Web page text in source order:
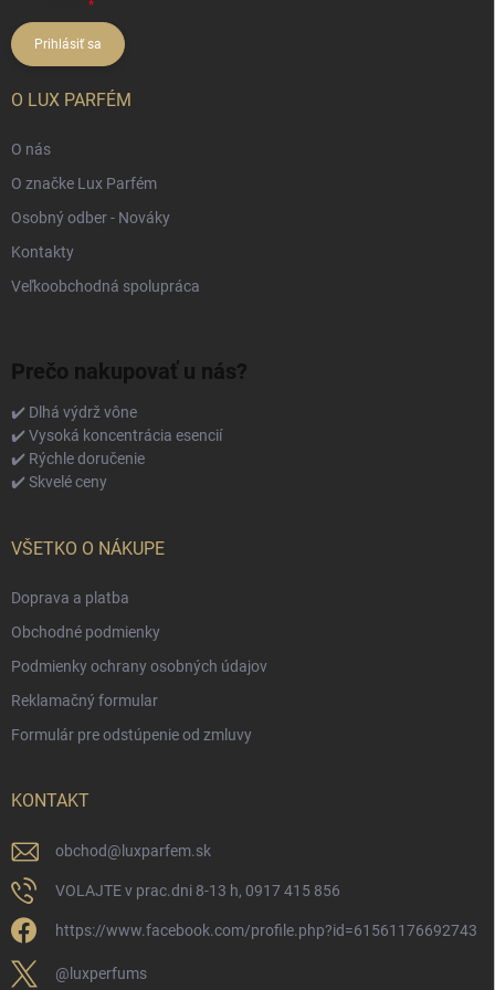
Prihlásiť sa
O LUX PARFÉM
O nás
O značke Lux Parfém
Osobný odber - Nováky
Kontakty
Veľkoobchodná spolupráca
Prečo nakupovať u nás?
✔️ Dlhá výdrž vône
✔️ Vysoká koncentrácia esencií
✔️ Rýchle doručenie
✔️ Skvelé ceny
VŠETKO O NÁKUPE
Doprava a platba
Obchodné podmienky
Podmienky ochrany osobných údajov
Reklamačný formular
Formulár pre odstúpenie od zmluvy
KONTAKT
obchod@ luxparfem.sk
VOLAJTE v prac.dni 8-13 h, 0917 415 856
https://www.facebook.com/profile.php?id=61561176692743
@luxperfums